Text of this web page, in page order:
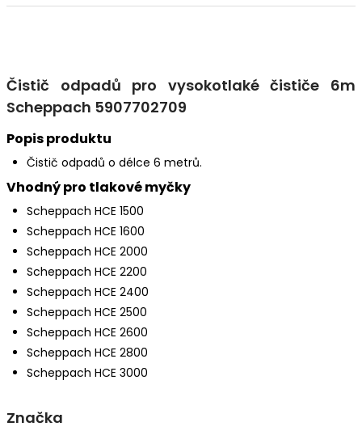
Čistič odpadů pro vysokotlaké čističe 6m
Scheppach 5907702709
Popis produktu
Čistič odpadů o délce 6 metrů.
Vhodný pro tlakové myčky
Scheppach HCE 1500
Scheppach HCE 1600
Scheppach HCE 2000
Scheppach HCE 2200
Scheppach HCE 2400
Scheppach HCE 2500
Scheppach HCE 2600
Scheppach HCE 2800
Scheppach HCE 3000
Značka